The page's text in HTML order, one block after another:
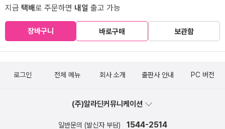
지금 택배로 주문하면 내일 출고 가능
장바구니 바로구매 보관함
로그인 전체 메뉴 회사 소개 출판사 안내 PC 버전
(주)알라딘커뮤니케이션
일반문의 (발신자 부담) 1544-2514